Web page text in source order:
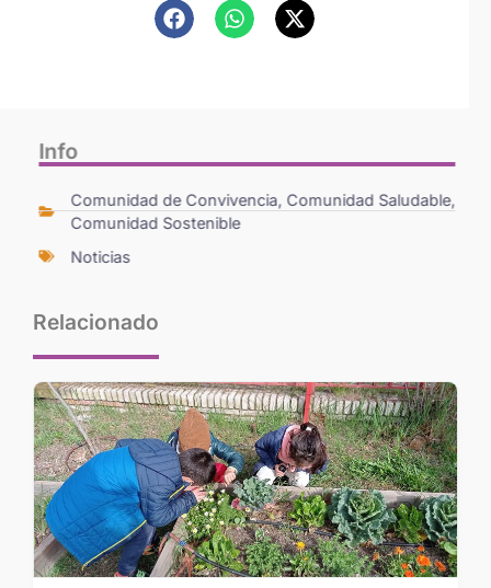
Info
Comunidad de Convivencia,Comunidad Saludable,
Comunidad Sostenible
Noticias
Relacionado